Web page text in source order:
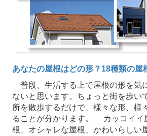
あなたの屋根はどの形？18種類の屋
普段、生活する上で屋根の形を気
ないと思います。ちょっと街を歩い
所を散歩するだけで、様々な形、様
ることが分かります。 カッコイイ
根、オシャレな屋根、かわいらしい